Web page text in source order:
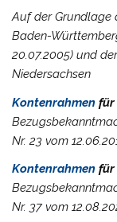
Auf der Grundlage
Baden-
20.07.2005) und
Niedersachsen
Kontenrahmen für
Nr. 23 vom
Kontenrahmen für
Nr. 37 vom